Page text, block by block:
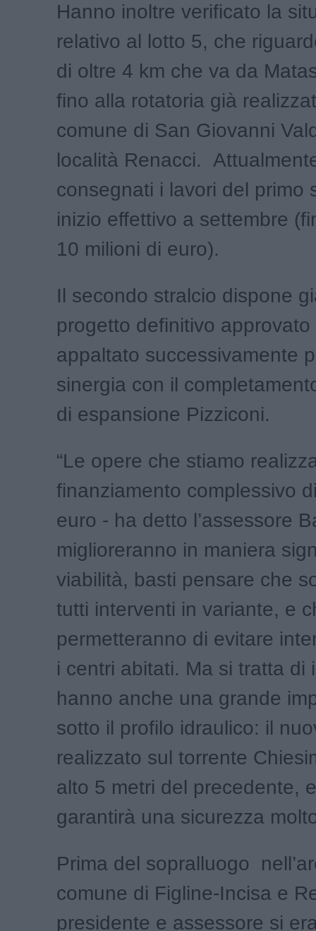
Hanno inoltre verificato la
relativo al lotto 5, che
di oltre 4 km che va da
fino alla rotatoria già
comune di San Giovanni
località Renacci.
consegnati i lavori del primo
inizio effettivo a settembre
10 milioni di euro).
Il secondo stralcio dispone
progetto definitivo approvato
appaltato successivamente
sinergia con il
di espansione Pizziconi.
“Le opere che stiamo
finanziamento complessivo
euro - ha detto l’assessore
miglioreranno in maniera
viabilità, basti pensare che
tutti interventi in variante, e
permetteranno di evitare
i centri abitati. Ma si tratta di
hanno anche una grande
sotto il profilo idraulico: il
realizzato sul torrente
alto 5 metri del precedente,
garantirà una sicurezza
Prima del sopralluogo
comune di Figline-Incisa e
presidente e assessore si